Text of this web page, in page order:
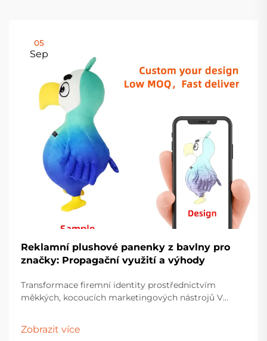
05
Sep
Reklamní plushové panenky z bavlny pro
značky: Propagační využití a výhody
Transformace firemní identity prostřednictvím
měkkých, kocoucích marketingových nástrojů V
se svou veřejností na více osobní a emocionální
Zobrazit více